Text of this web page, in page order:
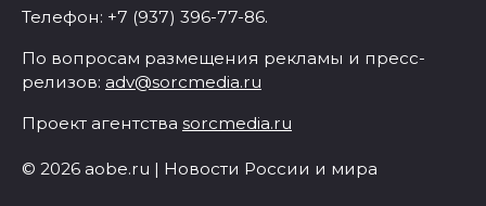
Телефон: +7 (937) 396-77-86.
По вопросам размещения рекламы и пресс-
релизов: adv@sorcmedia.ru
Проект агентства sorcmedia.ru
© 2026 aobe.ru | Новости России и мира